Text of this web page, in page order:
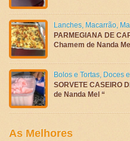
Lanches, Macarrão,
PARMEGIANA DE
Chamem de Nanda
Bolos e Tortas, Doces
SORVETE CASEIRO
de Nanda Mel “
As Melhores